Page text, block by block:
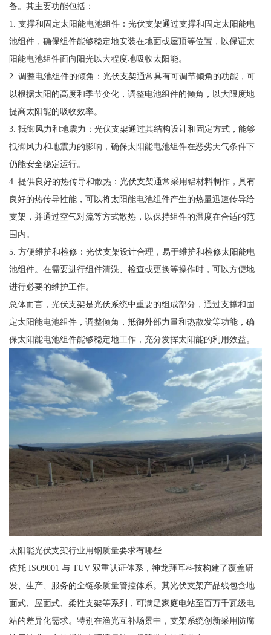
备。其主要功能包括：
1. 支撑和固定太阳能电池组件：光伏支架通过支撑和固定太阳能电
池组件，确保组件能够稳定地安装在地面或屋顶等位置，以保证太
阳能电池组件面向阳光以大程度地吸收太阳能。
2. 调整电池组件的倾角：光伏支架通常具有可调节倾角的功能，可
以根据太阳的高度和季节变化，调整电池组件的倾角，以大限度地
提高太阳能的吸收效率。
3. 抵御风力和地震力：光伏支架通过其结构设计和固定方式，能够
抵御风力和地震力的影响，确保太阳能电池组件在恶劣天气条件下
仍能安全稳定运行。
4. 提供良好的热传导和散热：光伏支架通常采用铝材料制作，具有
良好的热传导性能，可以将太阳能电池组件产生的热量迅速传导给
支架，并通过空气对流等方式散热，以保持组件的温度在合适的范
围内。
5. 方便维护和检修：光伏支架设计合理，易于维护和检修太阳能电
池组件。在需要进行组件清洗、检查或更换等操作时，可以方便地
进行必要的维护工作。
总体而言，光伏支架是光伏系统中重要的组成部分，通过支撑和固
定太阳能电池组件，调整倾角，抵御外部力量和热散发等功能，确
保太阳能电池组件能够稳定地工作，充分发挥太阳能的利用效益。
太阳能光伏支架行业用钢质量要求有哪些
依托 ISO9001 与 TUV 双重认证体系，神龙拜耳科技构建了覆盖研
发、生产、服务的全链条质量管控体系。其光伏支架产品线包含地
面式、屋面式、柔性支架等系列，可满足家庭电站至百万千瓦级电
站的差异化需求。特别在渔光互补场景中，支架系统创新采用防腐